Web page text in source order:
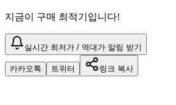
지금이 구매 최적기입니다!
실시간 최저가 / 역대가 알림 받기
카카오톡 트위터 링크 복사